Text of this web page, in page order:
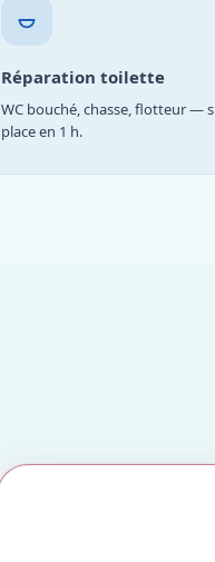
Réparation toilette
WC bouché, chasse, flotteur —
place en 1 h.